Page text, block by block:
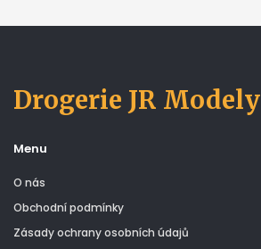
Drogerie JR Modely
Menu
O nás
Obchodní podmínky
Zásady ochrany osobních údajů